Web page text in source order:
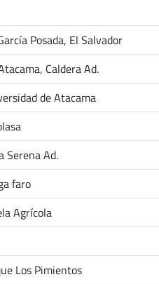
Posada, El Salvador
Caldera Ad.
de Atacama
Serena Ad.
faro
Agrícola
Los Pimientos